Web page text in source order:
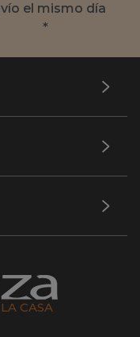
el mismo día
*
CASA